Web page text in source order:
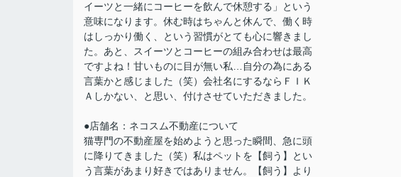
イーツと一緒にコーヒーを飲んで休憩する」という
意味になります。休む時はちゃんと休んで、働く時
はしっかり働く、という習慣がとても心に響きまし
た。あと、スイーツとコーヒーの組み合わせは最高
ですよね！甘いものに目が無い私…自分の為にある
言葉かと感じました（笑）会社名にするならＦＩＫ
Ａしかない、と思い、付けさせていただきました。
●店舗名：ネコスム不動産について
猫専門の不動産屋を始めようと思った瞬間、急に頭
に降りてきました（笑）私はペットを【飼う】とい
う言葉があまり好きではありません。【飼う】より